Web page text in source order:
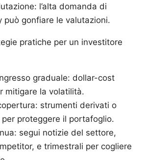
l’alta domanda di
può gonfiare le valutazioni.
pratiche per un investitore
graduale: dollar-cost
mitigare la volatilità.
strumenti derivati o
per proteggere il portafoglio.
segui notizie del settore,
e trimestrali per cogliere